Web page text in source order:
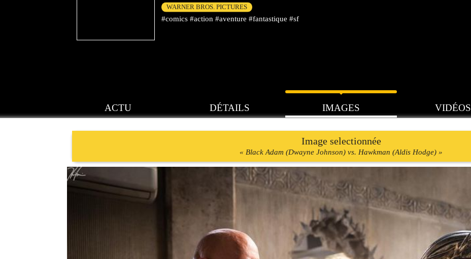
WARNER BROS. PICTURES
#comics #action #aventure #fantastique #sf
ACTU DÉTAILS IMAGES VIDÉOS
Image selectionnée
« Black Adam (Dwayne Johnson) vs. Hawkman (Aldis Hodge) »